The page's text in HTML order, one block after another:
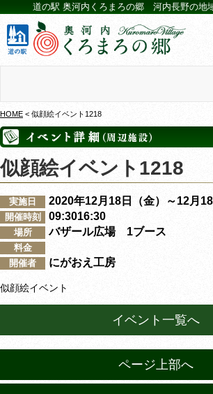
道の駅 奥河内くろまろの郷 河内長野の地
HOME < 似顔絵イベント1218
似顔絵イベント1218
実施日 2020年12月18日（金）～12月18
開催時刻 09:3016:30
場所 バザール広場 1ブース
料金
開催者
にがおえ工房
似顔絵イベント
イベント一覧へ
ページ上部へ